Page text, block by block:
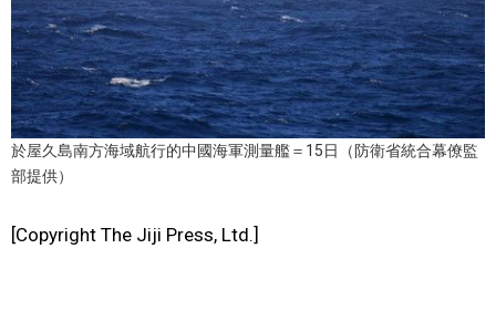
文化
科學技術
生活
於屋久島南方海域航行的中國海軍測量艦＝15日（防衛省統合幕僚監
部提供）
[Copyright The Jiji Press, Ltd.]